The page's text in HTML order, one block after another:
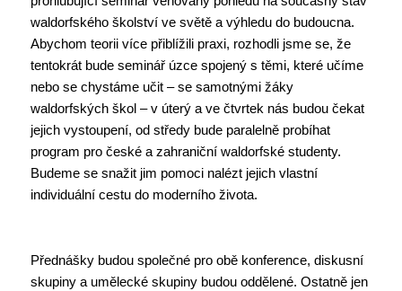
waldorfského školství ve světě a výhledu do budoucna.
Abychom teorii více přiblížili praxi, rozhodli jsme se, že
tentokrát bude seminář úzce spojený s těmi, které učíme
nebo se chystáme učit – se samotnými žáky
waldorfských škol – v úterý a ve čtvrtek nás budou čekat
jejich vystoupení, od středy bude paralelně probíhat
program pro české a zahraniční waldorfské studenty.
Budeme se snažit jim pomoci nalézt jejich vlastní
individuální cestu do moderního života.
Přednášky budou společné pro obě konference, diskusní
skupiny a umělecké skupiny budou oddělené. Ostatně jen